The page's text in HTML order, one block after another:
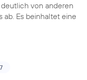
von anderen
ab. Es beinhaltet eine